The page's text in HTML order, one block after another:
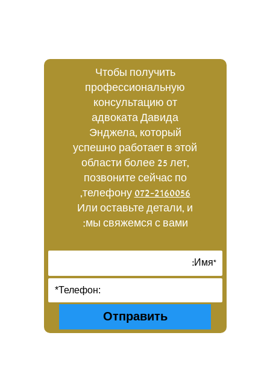
Чтобы получить
профессиональную
консультацию от
адвоката Давида
Энджела, который
успешно работает в этой
области более 25 лет,
позвоните сейчас по
телефону 072-2160056
,
Или оставьте детали, и
мы свяжемся с вами: